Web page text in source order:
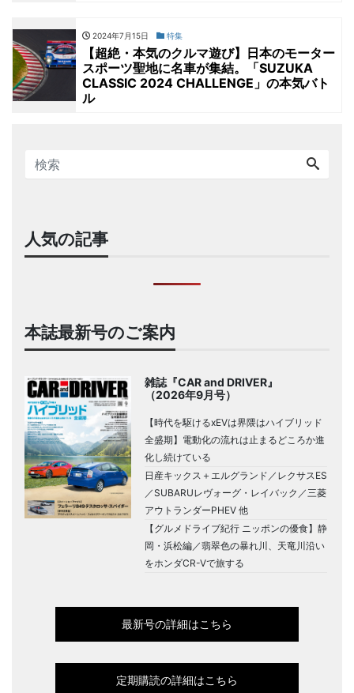
2024年7月15日 特集
【超絶・本気のクルマ遊び】日本のモーター
スポーツ聖地に名車が集結。「SUZUKA
CLASSIC 2024 CHALLENGE」の本気バト
ル
人気の記事
本誌最新号のご案内
雑誌『CAR and DRIVER』
（2026年9月号）
【時代を駆けるxEVは界隈はハイブリッド
全盛期】電動化の流れは止まるどころか進
化し続けている
日産キックス＋エルグランド／レクサスES
／SUBARUレヴォーグ・レイバック／三菱
アウトランダーPHEV 他
【グルメドライブ紀行 ニッポンの優食】静
岡・浜松編／翡翠色の暴れ川、天竜川沿い
をホンダCR-Vで旅する
最新号の詳細はこちら
定期購読の詳細はこちら